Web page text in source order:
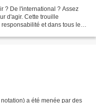
? De l'international ? Assez
d'agir. Cette trouille
et dans tous les
a été menée par des